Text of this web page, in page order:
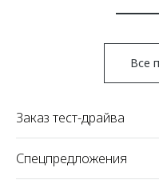
Все
Заказ тест-драйва
Спецпредложения